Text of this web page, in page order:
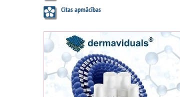
Citas apmācības